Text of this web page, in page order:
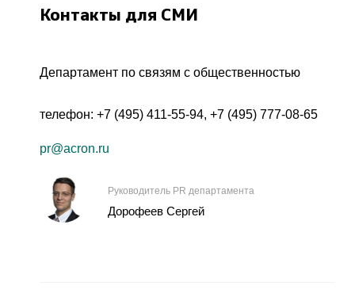
Контакты для СМИ
Департамент по связям с общественностью
телефон: +7 (495) 411-55-94, +7 (495) 777-08-65
pr@acron.ru
Руководитель PR департамента
Дорофеев Сергей